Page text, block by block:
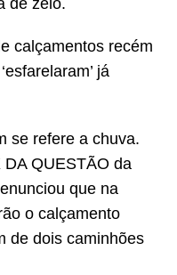
de zelo.
calçamentos recém
já
se refere a chuva.
QUESTÃO da
que na
o calçamento
de dois caminhões